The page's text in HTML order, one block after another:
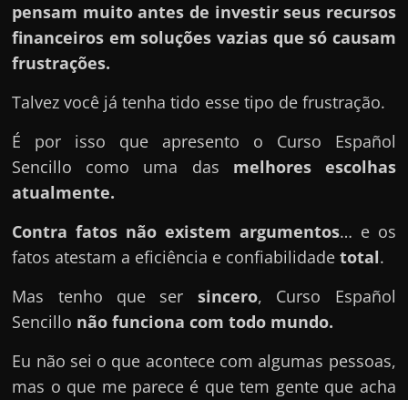
pensam muito antes de investir seus recursos
financeiros em soluções vazias que só causam
frustrações.
Talvez você já tenha tido esse tipo de frustração.
É por isso que apresento o Curso Español
Sencillo como uma das melhores escolhas
atualmente.
Contra fatos não existem argumentos… e os
fatos atestam a eficiência e confiabilidadetotal.
Mas tenho que ser sincero, Curso Español
Sencillo não funciona com todo mundo.
Eu não sei o que acontece com algumas pessoas,
mas o que me parece é que tem gente que acha